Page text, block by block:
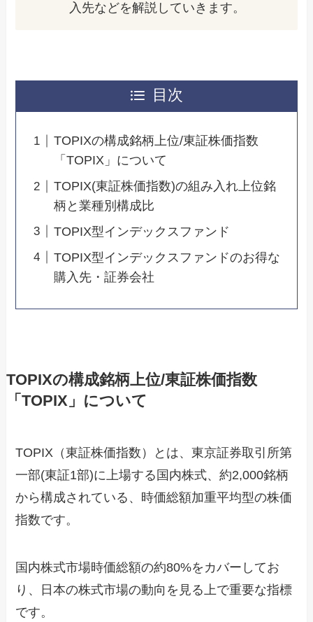
入先などを解説していきます。
目次
TOPIXの構成銘柄上位/東証株価指数
「TOPIX」について
TOPIX(東証株価指数)の組み入れ上位銘
柄と業種別構成比
TOPIX型インデックスファンド
TOPIX型インデックスファンドのお得な
購入先・証券会社
TOPIXの構成銘柄上位/東証株価指数
「TOPIX」について
TOPIX（東証株価指数）とは、東京証券取引所第
一部(東証1部)に上場する国内株式、約2,000銘柄
から構成されている、時価総額加重平均型の株価
指数です。
国内株式市場時価総額の約80%をカバーしてお
り、日本の株式市場の動向を見る上で重要な指標
です。